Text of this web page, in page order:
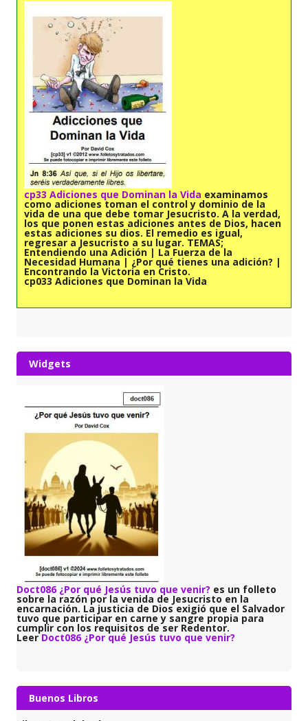
cp33 Adiciones que Dominan la Vida examinamos
como adiciones toman el control y dominio de la
vida de una que debe tomar Jesucristo. A la verdad,
los que ponen estas adiciones antes de Dios, hacen
estas adiciones su dios. El remedio es igual,
regresar a Jesucristo a su lugar. TEMAS;
Entendiendo una Adición | La Fuerza de la
Necesidad Humana | ¿Por qué tienes una adición? |
Encontrando la Victoria en Cristo.
cp033 Adiciones que Dominan la Vida
Widgets
Doct086 ¿Por qué Jesús tuvo que venir? es un folleto
sobre la razón por la venida de Jesucristo en la
encarnación. La justicia de Dios exigió que el Salvador
tuvo que participar en carne y sangre propia para
cumplir con los requisitos de ser Redentor.
LeerDoct086 ¿Por qué Jesús tuvo que venir?
Buenos Libros